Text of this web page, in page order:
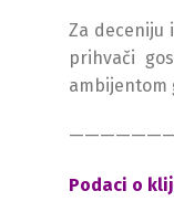
Za deceniju
prihvači
ambijentom
Podaci o